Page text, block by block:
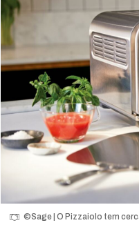
©Sage | O Pizzaiolo tem